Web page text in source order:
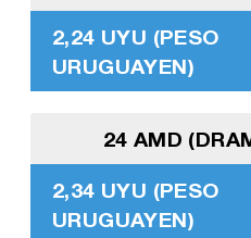
2,24 UYU (PESO
URUGUAYEN)
24 AMD
2,34 UYU (PESO
URUGUAYEN)